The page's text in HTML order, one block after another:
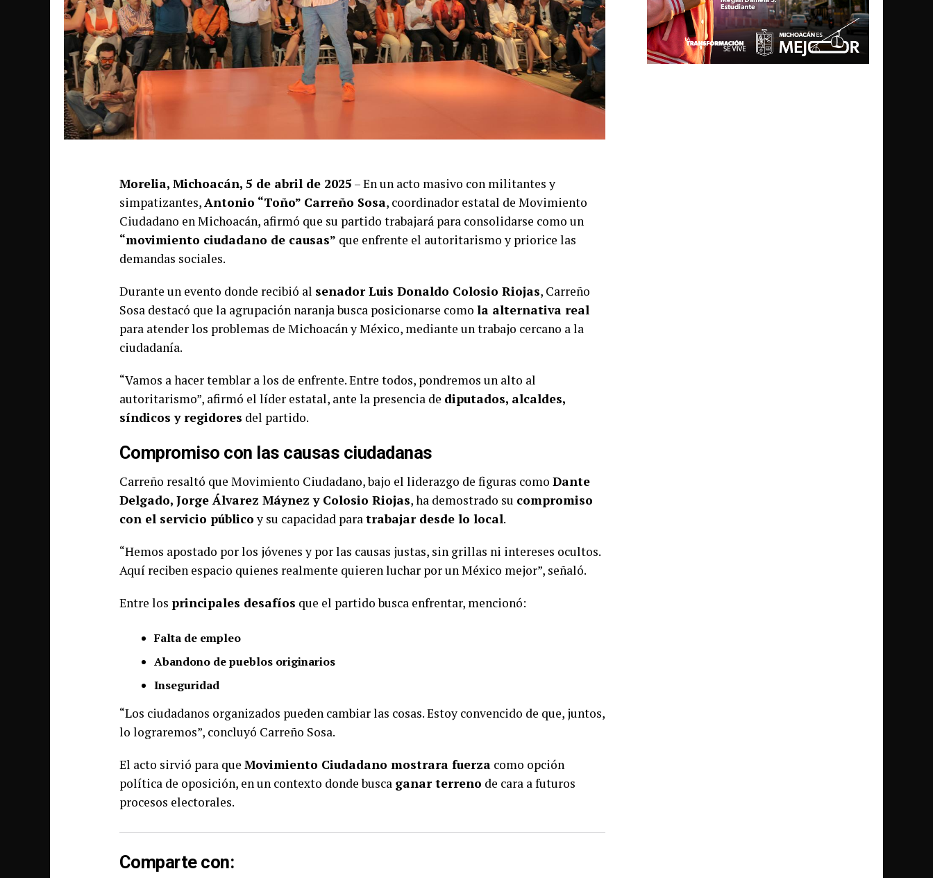
Morelia, Michoacán, 5 de abril de 2025 – En un acto masivo con militantes y
simpatizantes,Antonio “Toño” Carreño Sosa, coordinador estatal de Movimiento
Ciudadano en Michoacán, afirmó que su partido trabajará para consolidarse como un
“movimiento ciudadano de causas” que enfrente el autoritarismo y priorice las
demandas sociales.
Durante un evento donde recibió al senador Luis Donaldo Colosio Riojas, Carreño
Sosa destacó que la agrupación naranja busca posicionarse como la alternativa real
para atender los problemas de Michoacán y México, mediante un trabajo cercano a la
ciudadanía.
“Vamos a hacer temblar a los de enfrente. Entre todos, pondremos un alto al
autoritarismo”, afirmó el líder estatal, ante la presencia de diputados, alcaldes,
síndicos y regidores del partido.
Compromiso con las causas ciudadanas
Carreño resaltó que Movimiento Ciudadano, bajo el liderazgo de figuras como Dante
Delgado, Jorge Álvarez Máynez y Colosio Riojas, ha demostrado su compromiso
con el servicio públicoy su capacidad paratrabajar desde lo local.
“Hemos apostado por los jóvenes y por las causas justas, sin grillas ni intereses ocultos.
Aquí reciben espacio quienes realmente quieren luchar por un México mejor”, señaló.
Entre los principales desafíos que el partido busca enfrentar, mencionó:
Falta de empleo
Abandono de pueblos originarios
Inseguridad
“Los ciudadanos organizados pueden cambiar las cosas. Estoy convencido de que, juntos,
lo lograremos”, concluyó Carreño Sosa.
El acto sirvió para que Movimiento Ciudadano mostrara fuerza como opción
política de oposición, en un contexto donde busca ganar terreno de cara a futuros
procesos electorales.
Comparte con: